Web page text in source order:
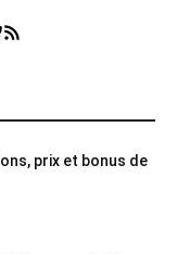
GestGame
prix et bonus de